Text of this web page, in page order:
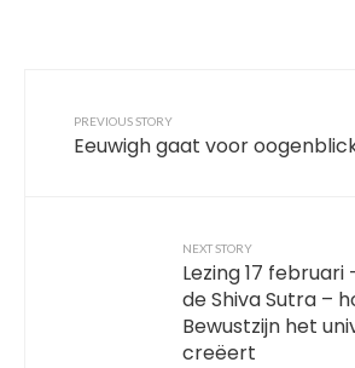
PREVIOUS STORY
Eeuwigh gaat voor
NEXT STORY
Lezing 17
de Shiva Sutra –
Bewustzijn het
creëert